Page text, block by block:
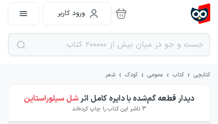
ورود کاربر
کتابچی › کتاب › عمومی › کودک › شعر
دیدار قطعه گم‌شده با دایره کامل اثرشل سیلوراستاین
3 ناشر این کتاب را چاپ کرده‌اند